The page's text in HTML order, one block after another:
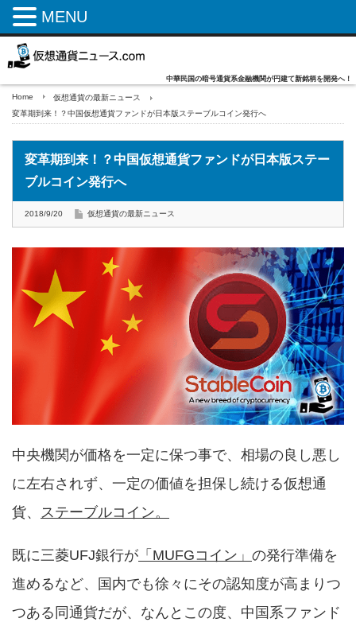
中華民国の暗号通貨系金融機関が円建て新銘柄を開発へ！
Home
仮想通貨の最新ニュース
変革期到来！？中国仮想通貨ファンドが日本版ステーブルコイン発行へ
変革期到来！？中国仮想通貨ファンドが日本版ステー
ブルコイン発行へ
2018/9/20 仮想通貨の最新ニュース
中央機関が価格を一定に保つ事で、相場の良し悪し
に左右されず、一定の価値を担保し続ける仮想通
貨、 ステーブルコイン。
既に三菱UFJ銀行が 「MUFGコイン」 の発行準備を
進めるなど、国内でも徐々にその認知度が高まりつ
つある同通貨だが、なんとこの度、中国系ファンド
MENU